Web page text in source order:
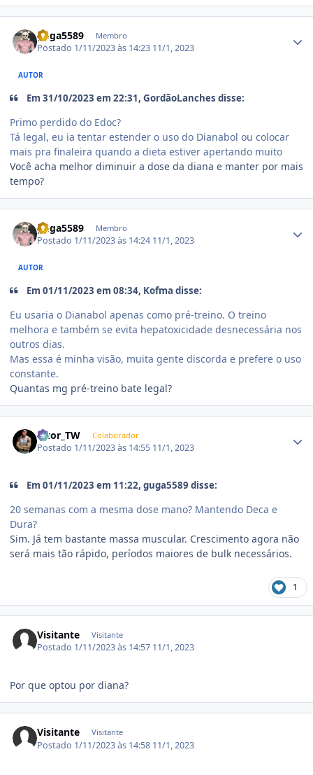
guga5589 Membro
Postado 1/11/2023 às 14:23 11/1, 2023
AUTOR
Em 31/10/2023 em 22:31, GordãoLanches disse:
Primo perdido do Edoc?
Tá legal, eu ia tentar estender o uso do Dianabol ou colocar
mais pra finaleira quando a dieta estiver apertando muito
Você acha melhor diminuir a dose da diana e manter por mais
tempo?
guga5589 Membro
Postado 1/11/2023 às 14:24 11/1, 2023
AUTOR
Em 01/11/2023 em 08:34, Kofma disse:
Eu usaria o Dianabol apenas como pré-treino. O treino
melhora e também se evita hepatoxicidade desnecessária nos
outros dias.
Mas essa é minha visão, muita gente discorda e prefere o uso
constante.
Quantas mg pré-treino bate legal?
Vitor_TW Colaborador
Postado 1/11/2023 às 14:55 11/1, 2023
Em 01/11/2023 em 11:22, guga5589 disse:
20 semanas com a mesma dose mano? Mantendo Deca e
Dura?
Sim. Já tem bastante massa muscular. Crescimento agora não
será mais tão rápido, períodos maiores de bulk necessários.
1
Visitante Visitante
Postado 1/11/2023 às 14:57 11/1, 2023
Por que optou por diana?
Visitante Visitante
Postado 1/11/2023 às 14:58 11/1, 2023